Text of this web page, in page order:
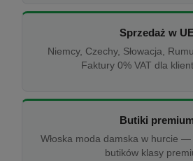
Sprzedaż w
Niemcy, Czechy, Słowacja,
Faktury 0% VAT dla
Butiki
Włoska moda damska w hurcie
butików klasy